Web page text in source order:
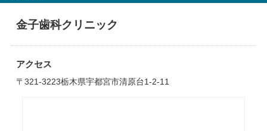
金子歯科クリニック
アクセス
〒321-3223栃木県宇都宮市清原台1-2-11